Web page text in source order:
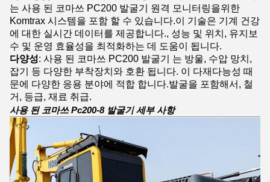
는 사용 된 코마쓰 PC200 발굴기 원격 모니터링을위한
Komtrax 시스템을 포함 할 수 있습니다.이 기술은 기계 건강
에 대한 실시간 데이터를 제공합니다., 성능 및 위치, 유지보
수 및 운영 효율성을 최적화하는 데 도움이 됩니다.
다양성: 사용 된 코마쓰 PC200 발굴기 는 방울, 수압 망치,
잡기 등 다양한 부착장치와 호환 됩니다. 이 다재다능성 때
문에 다양한 응용 분야에 적합 합니다.발굴을 포함해서, 철
거, 등급, 재료 취급.
사용 된 코마쓰 Pc200-8 발굴기 세부 사항